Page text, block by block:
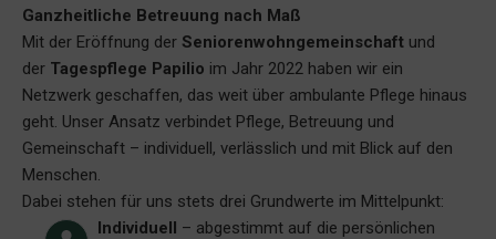
Ganzheitliche Betreuung nach Maß
Mit der Eröffnung der Seniorenwohngemeinschaft und
der Tagespflege Papilio im Jahr 2022 haben wir ein
Netzwerk geschaffen, das weit über ambulante Pflege hinaus
geht. Unser Ansatz verbindet Pflege, Betreuung und
Gemeinschaft – individuell, verlässlich und mit Blick auf den
Menschen.
Dabei stehen für uns stets drei Grundwerte im Mittelpunkt:
Individuell – abgestimmt auf die persönlichen